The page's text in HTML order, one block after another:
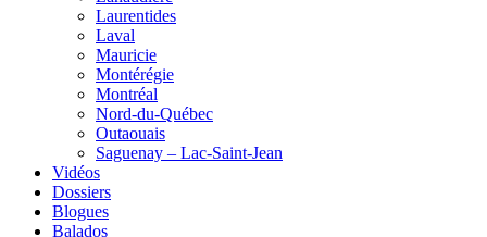
Laurentides
Laval
Mauricie
Montérégie
Montréal
Nord-du-Québec
Outaouais
Saguenay – Lac-Saint-Jean
Vidéos
Dossiers
Blogues
Balados